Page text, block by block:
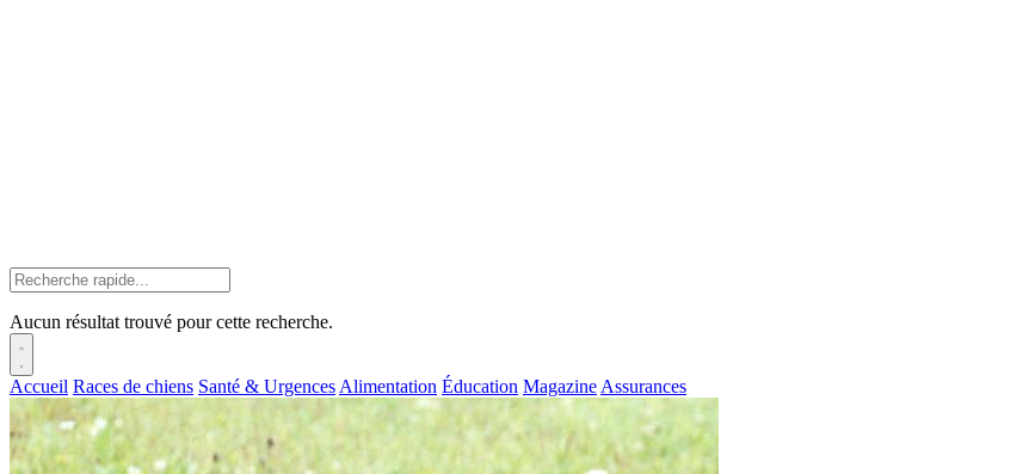
Aucun résultat trouvé pour cette recherche.
Accueil Races de chiens Santé & Urgences Alimentation Éducation Magazine Assurances